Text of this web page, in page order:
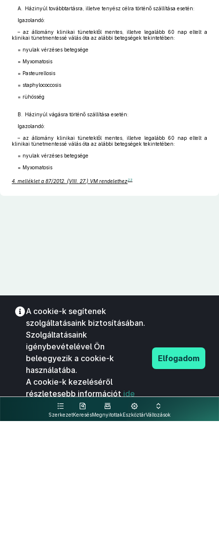
A. Házinyúl továbbtartásra, illetve tenyész célra történő szállítása esetén:
Igazolandó:
– az állomány klinikai tünetektől mentes, illetve legalább 60 nap eltelt a
klinikai tünetmentessé válás óta az alábbi betegségek tekintetében:
= nyulak vérzéses betegsége
= Myxomatosis
= Pasteurellosis
= staphylococcosis
= rühösség
B. Házinyúl vágásra történő szállítása esetén:
Igazolandó:
– az állomány klinikai tünetektől mentes, illetve legalább 60 nap eltelt a
klinikai tünetmentessé válás óta az alábbi betegségek tekintetében:
= nyulak vérzéses betegsége
= Myxomatosis
4. melléklet a 87/2012. (VIII. 27.) VM rendelethez23
SzerkezetKeresésMegnyitottakEszköztárVáltozások
A cookie-k segítenek
szolgáltatásaink biztosításában.
Szolgáltatásaink
igénybevételével Ön
beleegyezik a cookie-k
használatába.
A cookie-k kezeléséről
részletesebb információt ide
kattintva olvashat.
Elfogadom